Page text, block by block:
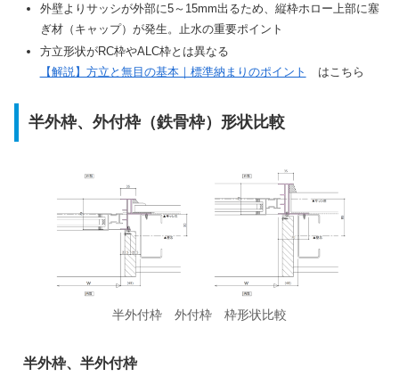
外壁よりサッシが外部に5～15mm出るため、縦枠ホロー上部に塞
ぎ材（キャップ）が発生。止水の重要ポイント
方立形状がRC枠やALC枠とは異なる
【解説】方立と無目の基本｜標準納まりのポイント
はこちら
半外枠、外付枠（鉄骨枠）形状比較
半外付枠 外付枠 枠形状比較
半外枠、半外付枠